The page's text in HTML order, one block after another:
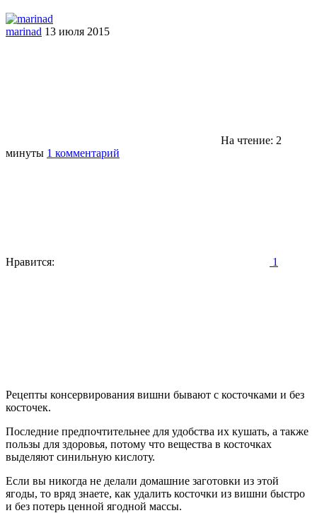
marinad 13 июля 2015
На чтение: 2
минуты 1 комментарий
Нравится: 1
Рецепты консервирования вишни бывают с косточками и без
косточек.
Последние предпочтительнее для удобства их кушать, а также
пользы для здоровья, потому что вещества в косточках
выделяют синильную кислоту.
Если вы никогда не делали домашние заготовки из этой
ягоды, то вряд знаете, как удалить косточки из вишни быстро
и без потерь ценной ягодной массы.